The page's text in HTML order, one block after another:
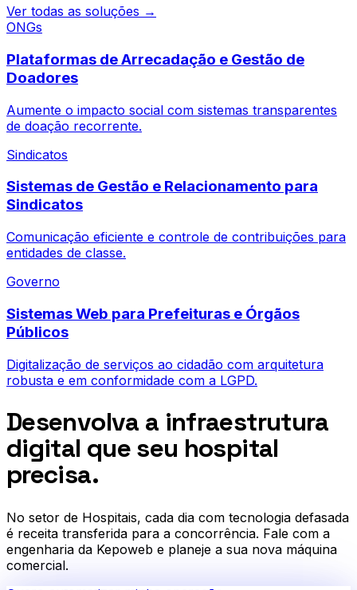
Ver todas as soluções →
ONGs
Plataformas de Arrecadação e Gestão de
Doadores
Aumente o impacto social com sistemas transparentes
de doação recorrente.
Sindicatos
Sistemas de Gestão e Relacionamento para
Sindicatos
Comunicação eficiente e controle de contribuições para
entidades de classe.
Governo
Sistemas Web para Prefeituras e Órgãos
Públicos
Digitalização de serviços ao cidadão com arquitetura
robusta e em conformidade com a LGPD.
Desenvolva a infraestrutura
digital que seu hospital
precisa.
No setor de Hospitais, cada dia com tecnologia defasada
é receita transferida para a concorrência. Fale com a
engenharia da Kepoweb e planeje a sua nova máquina
comercial.